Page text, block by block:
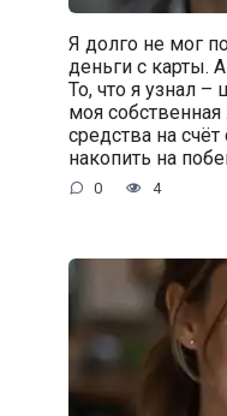
Я долго не мог
деньги с карты.
То, что я узнал –
моя
средства на
накопить на
0 4